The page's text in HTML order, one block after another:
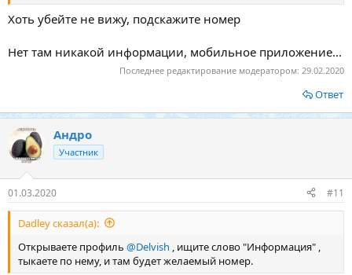
Хоть убейте не вижу, подскажите номер
Нет там никакой информации, мобильное приложение...
Последнее редактирование модератором: 29.02.2020
Ответ
Андро
Участник
01.03.2020 #11
Dadley сказал(а):
Открываете профиль @Delvish , ищите слово "Информация" ,
тыкаете по нему, и там будет желаемый номер.